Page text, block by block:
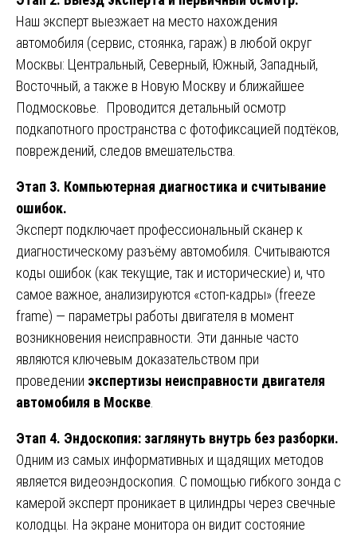
Наш эксперт выезжает на место нахождения
автомобиля (сервис, стоянка, гараж) в любой округ
Москвы: Центральный, Северный, Южный, Западный,
Восточный, а также в Новую Москву и ближайшее
Подмосковье. Проводится детальный осмотр
подкапотного пространства с фотофиксацией подтёков,
повреждений, следов вмешательства.
Этап 3. Компьютерная диагностика и считывание
ошибок.
Эксперт подключает профессиональный сканер к
диагностическому разъёму автомобиля. Считываются
коды ошибок (как текущие, так и исторические) и, что
самое важное, анализируются «стоп-кадры» (freeze
frame) — параметры работы двигателя в момент
возникновения неисправности. Эти данные часто
являются ключевым доказательством при
проведении экспертизы неисправности двигателя
автомобиля в Москве
Этап 4. Эндоскопия: заглянуть внутрь без разборки.
Одним из самых информативных и щадящих методов
является видеоэндоскопия. С помощью гибкого зонда с
камерой эксперт проникает в цилиндры через свечные
колодцы. На экране монитора он видит состояние